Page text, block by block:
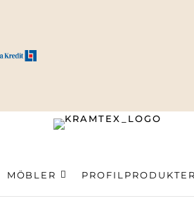
MÖBLER PROFILPRODUKTER